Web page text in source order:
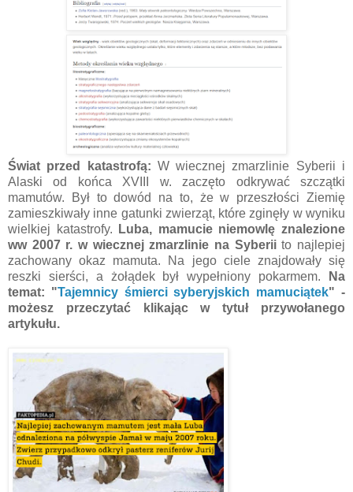
Świat przed katastrofą: W wiecznej zmarzlinie Syberii i
Alaski od końca XVIII w. zaczęto odkrywać szczątki
mamutów. Był to dowód na to, że w przeszłości Ziemię
zamieszkiwały inne gatunki zwierząt, które zginęły w wyniku
wielkiej katastrofy.
Luba, mamucie niemowlę znalezione
ww 2007 r. w wiecznej zmarzlinie na Syberiito najlepiej
zachowany okaz mamuta. Na jego ciele znajdowały się
reszki sierści, a żołądek był wypełniony pokarmem.
Na
temat: "Tajemnicy śmierci syberyjskich mamuciątek" -
możesz przeczytać klikając w tytuł przywołanego
artykułu.